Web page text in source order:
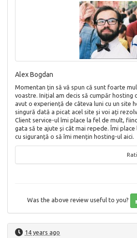
Alex Bogdan
Momentan țin să vă spun că sunt foarte
voastre. Inițial am decis să cumpăr hosting
avut o experiență de câteva luni cu un site
singură dată a picat acel site și voi ați
Client service-ul îmi place la fel de mult,
gata să te ajute și cât mai repede. Îmi
cu siguranță o să îmi mențin hosting-ul aici.
Was the above review useful to you?
14 years ago